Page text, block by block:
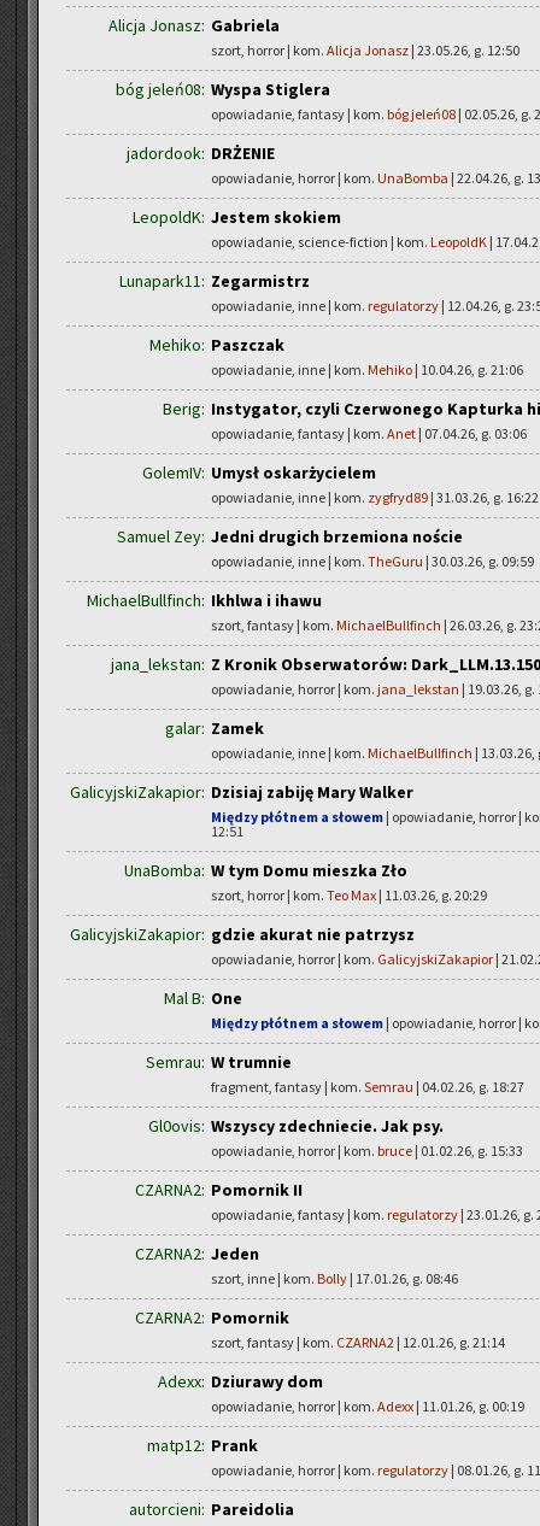
Alicja Jonasz: Gabriela
szort, horror | kom. Alicja Jonasz | 23.05.26, g. 12:50
bóg jeleń08: Wyspa Stiglera
opowiadanie, fantasy | kom. bóg jeleń08 | 02.05.26, g.
jadordook: DRŻENIE
opowiadanie, horror | kom. UnaBomba | 22.04.26, g.
LeopoldK: Jestem skokiem
opowiadanie, science-fiction | kom. LeopoldK |
Lunapark11: Zegarmistrz
opowiadanie, inne | kom. regulatorzy | 12.04.26, g.
Mehiko: Paszczak
opowiadanie, inne | kom. Mehiko | 10.04.26, g. 21:06
Berig: Instygator, czyli Czerwonego Kapturka
opowiadanie, fantasy | kom. Anet | 07.04.26, g. 03:06
GolemIV: Umysł oskarżycielem
opowiadanie, inne | kom. zygfryd89 | 31.03.26, g. 16:22
Samuel Zey: Jedni drugich brzemiona noście
opowiadanie, inne | kom. TheGuru | 30.03.26, g. 09:59
MichaelBullfinch: Ikhlwa i ihawu
szort, fantasy | kom. MichaelBullfinch | 26.03.26, g.
jana_lekstan: Z Kronik Obserwatorów:
opowiadanie, horror | kom. jana_lekstan | 19.03.26, g.
galar: Zamek
opowiadanie, inne | kom. MichaelBullfinch | 13.03.26,
GalicyjskiZakapior: Dzisiaj zabiję Mary Walker
Między płótnem a słowem | opowiadanie, horror |
12:51
UnaBomba: W tym Domu mieszka Zło
szort, horror | kom. Teo Max | 11.03.26, g. 20:29
GalicyjskiZakapior: gdzie akurat nie patrzysz
opowiadanie, horror | kom. GalicyjskiZakapior |
Mal B: One
Między płótnem a słowem | opowiadanie, horror |
Semrau: W trumnie
fragment, fantasy | kom. Semrau | 04.02.26, g. 18:27
Gl0ovis: Wszyscy zdechniecie. Jak psy.
opowiadanie, horror | kom. bruce | 01.02.26, g. 15:33
CZARNA2: Pomornik II
opowiadanie, fantasy | kom. regulatorzy | 23.01.26, g.
CZARNA2: Jeden
szort, inne | kom. Bolly | 17.01.26, g. 08:46
CZARNA2: Pomornik
szort, fantasy | kom. CZARNA2 | 12.01.26, g. 21:14
Adexx: Dziurawy dom
opowiadanie, horror | kom. Adexx | 11.01.26, g. 00:19
matp12: Prank
opowiadanie, horror | kom. regulatorzy | 08.01.26, g.
autorcieni: Pareidolia